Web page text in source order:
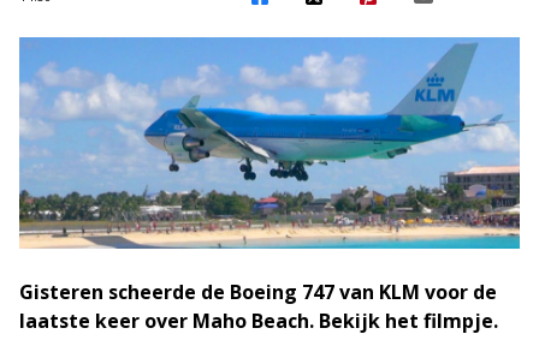
Gisteren scheerde de Boeing 747 van KLM voor de
laatste keer over Maho Beach. Bekijk het filmpje.